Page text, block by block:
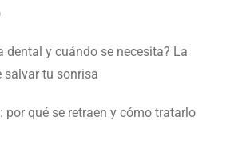
dental y cuándo se necesita? La
salvar tu sonrisa
por qué se retraen y cómo tratarlo